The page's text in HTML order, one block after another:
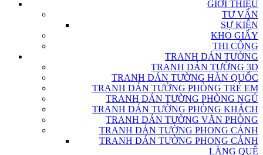
GIỚI THIỆU
TƯ VẤN
SỰ KIỆN
KHO GIẤY
THI CÔNG
TRANH DÁN TƯỜNG
TRANH DÁN TƯỜNG 3D
TRANH DÁN TƯỜNG HÀN QUỐC
TRANH DÁN TƯỜNG PHÒNG TRẺ EM
TRANH DÁN TƯỜNG PHÒNG NGỦ
TRANH DÁN TƯỜNG PHÒNG KHÁCH
TRANH DÁN TƯỜNG VĂN PHÒNG
TRANH DÁN TƯỜNG PHONG CẢNH
TRANH DÁN TƯỜNG PHONG CẢNH
LÀNG QUÊ